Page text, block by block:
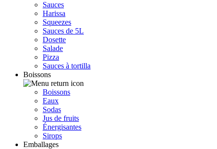
Sauces
Harissa
Squeezes
Sauces de 5L
Dosette
Salade
Pizza
Sauces à tortilla
Boissons
Boissons
Eaux
Sodas
Jus de fruits
Énergisantes
Sirops
Emballages